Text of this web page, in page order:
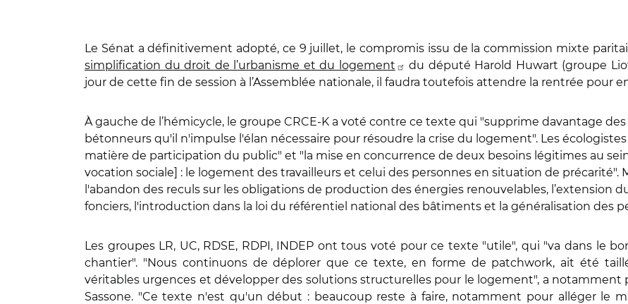
Le Sénat a définitivement adopté, ce 9 juillet, le compromis issu de la commission mixte
simplification du droit de l’urbanisme et du logement
du député Harold Huwart (groupe
jour de cette fin de session à l’Assemblée nationale, il faudra toutefois attendre la rentrée pour
À gauche de l’hémicycle, le groupe CRCE-K a voté contre ce texte qui "supprime davantage
bétonneurs qu'il n'impulse l'élan nécessaire pour résoudre la crise du logement". Les
matière de participation du public" et "la mise en concurrence de deux besoins légitimes au
vocation sociale] : le logement des travailleurs et celui des personnes en situation de précarité".
l'abandon des reculs sur les obligations de production des énergies renouvelables, l’extension
fonciers, l'introduction dans la loi du référentiel national des bâtiments et la généralisation des
Les groupes LR, UC, RDSE, RDPI, INDEP ont tous voté pour ce texte "utile", qui "va dans le
chantier". "Nous continuons de déplorer que ce texte, en forme de patchwork, ait été
véritables urgences et développer des solutions structurelles pour le logement", a notamment
Sassone. "Ce texte n'est qu'un début : beaucoup reste à faire, notamment pour alléger le